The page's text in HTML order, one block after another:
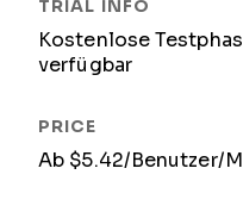
Kostenlose
verfügbar
Ab $5.42/Benutzer/